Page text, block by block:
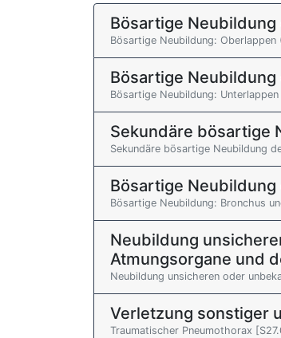
Bösartige
Bösartige Neubildung: Oberlappen
Bösartige
Bösartige Neubildung:
Sekundäre bösartige
Sekundäre bösartige Neubildung
Bösartige
Bösartige Neubildung: Bronchus
Neubildung
Atmungsorgane und
Neubildung unsicheren oder
Verletzung sonstiger
Traumatischer Pneumothorax